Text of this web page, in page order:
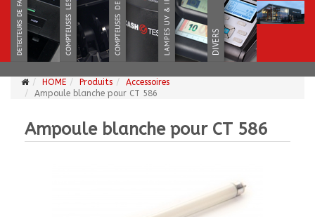
HOME Produits
Accessoires
Ampoule blanche pour CT 586
Ampoule blanche pour CT 586